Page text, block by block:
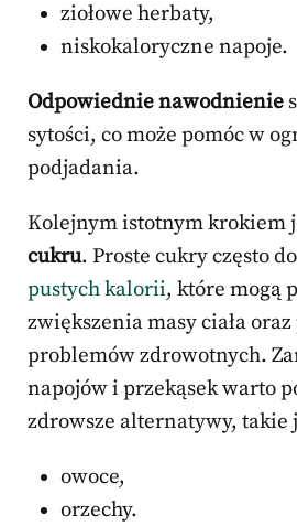
ziołowe herbaty,
niskokaloryczne napoje.
Odpowiednie nawodnienie
sytości, co może pomóc w
podjadania.
Kolejnym istotnym krokiem
cukru. Proste cukry często
pustych kalorii, które mogą
zwiększenia masy ciała
problemów zdrowotnych.
napojów i przekąsek warto
zdrowsze alternatywy, takie
owoce,
orzechy.